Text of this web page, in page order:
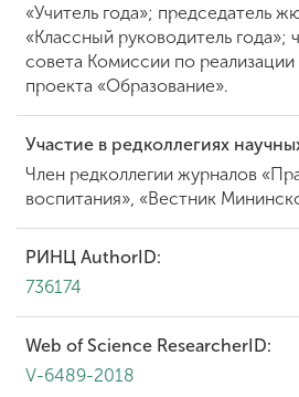
«Учитель года»; председатель
«Классный руководитель года»;
совета Комиссии по реализации
проекта «Образование».
Участие в редколлегиях
Член редколлегии журналов
воспитания», «Вестник
РИНЦ AuthorID:
736174
Web of Science ResearcherID:
V-6489-2018